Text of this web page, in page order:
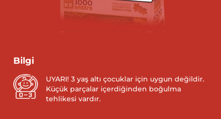
Bilgi
UYARI! 3 yaş altı çocuklar için uygun değildir.
Küçük parçalar içerdiğinden boğulma
tehlikesi vardır.